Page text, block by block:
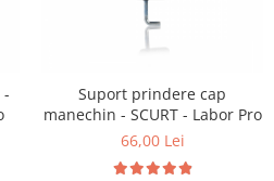
-
Suport prindere cap
manechin - SCURT - Labor Pro
66,00 Lei